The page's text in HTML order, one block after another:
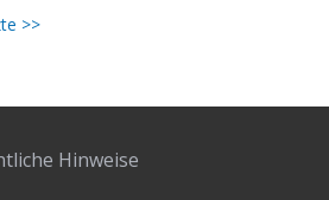
>>
Hinweise